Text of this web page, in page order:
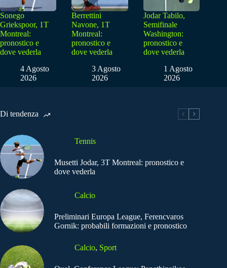
Sonego
Griekspoor, 1T
Montreal:
pronostico e
dove vederla
4 Agosto
2026
Berrettini
Navone, 1T
Montreal:
pronostico e
dove vederla
3 Agosto
2026
Jodar Tabilo,
Semifinale
Washington:
pronostico e
dove vederla
1 Agosto
2026
Di tendenza
Tennis
Musetti Jodar, 3T Montreal: pronostico e
dove vederla
Calcio
Preliminari Europa League, Ferencvaros
Gornik: probabili formazioni e pronostico
Calcio, Sport